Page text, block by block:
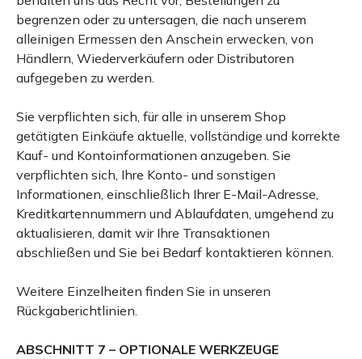
begrenzen oder zu untersagen, die nach unserem
alleinigen Ermessen den Anschein erwecken, von
Händlern, Wiederverkäufern oder Distributoren
aufgegeben zu werden.
Sie verpflichten sich, für alle in unserem Shop
getätigten Einkäufe aktuelle, vollständige und korrekte
Kauf- und Kontoinformationen anzugeben. Sie
verpflichten sich, Ihre Konto- und sonstigen
Informationen, einschließlich Ihrer E-Mail-Adresse,
Kreditkartennummern und Ablaufdaten, umgehend zu
aktualisieren, damit wir Ihre Transaktionen
abschließen und Sie bei Bedarf kontaktieren können.
Weitere Einzelheiten finden Sie in unseren
Rückgaberichtlinien.
ABSCHNITT 7 – OPTIONALE WERKZEUGE